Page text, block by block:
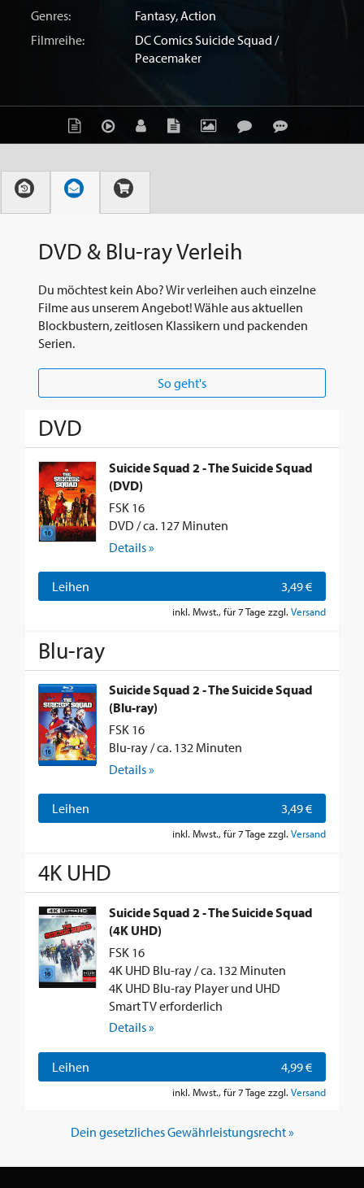
Genres:
Fantasy,Action
Filmreihe:
DC Comics Suicide Squad /
Peacemaker
DVD & Blu-ray Verleih
Du möchtest kein Abo? Wir verleihen auch einzelne
Filme aus unserem Angebot! Wähle aus aktuellen
Blockbustern, zeitlosen Klassikern und packenden
Serien.
So geht's
DVD
Suicide Squad 2 - The Suicide Squad
(DVD)
FSK 16
DVD / ca. 127 Minuten
Details »
Leihen 3,49 €
inkl. Mwst., für 7 Tage zzgl. Versand
Blu-ray
Suicide Squad 2 - The Suicide Squad
(Blu-ray)
FSK 16
Blu-ray / ca. 132 Minuten
Details »
Leihen 3,49 €
inkl. Mwst., für 7 Tage zzgl. Versand
4K UHD
Suicide Squad 2 - The Suicide Squad
(4K UHD)
FSK 16
4K UHD Blu-ray / ca. 132 Minuten
4K UHD Blu-ray Player und UHD
Smart TV erforderlich
Details »
Leihen 4,99 €
inkl. Mwst., für 7 Tage zzgl. Versand
Dein gesetzliches Gewährleistungsrecht »